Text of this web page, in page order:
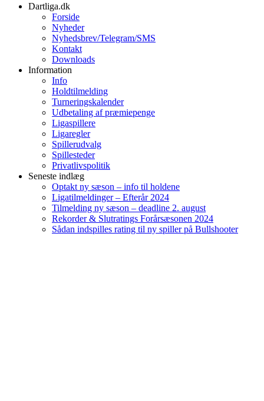
Dartliga.dk
Forside
Nyheder
Nyhedsbrev/Telegram/SMS
Kontakt
Downloads
Information
Info
Holdtilmelding
Turneringskalender
Udbetaling af præmiepenge
Ligaspillere
Ligaregler
Spillerudvalg
Spillesteder
Privatlivspolitik
Seneste indlæg
Optakt ny sæson – info til holdene
Ligatilmeldinger – Efterår 2024
Tilmelding ny sæson – deadline 2. august
Rekorder & Slutratings Forårsæsonen 2024
Sådan indspilles rating til ny spiller på Bullshooter